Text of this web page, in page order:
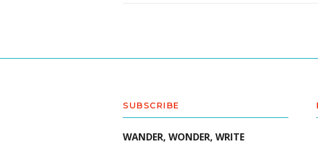
SUBSCRIBE
WANDER, WONDER, WRITE